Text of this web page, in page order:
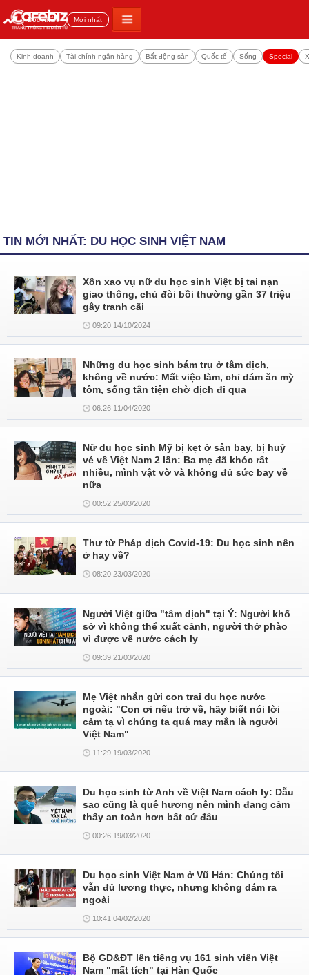
Đọc nhiều Mới nhất
Kinh doanh Tài chính ngân hàng Bất động sản Quốc tế Sống Special
TIN MỚI NHẤT: DU HỌC SINH VIỆT NAM
Xôn xao vụ nữ du học sinh Việt bị tai nạn
giao thông, chủ đòi bồi thường gần 37 triệu
gây tranh cãi
09:20 14/10/2024
Những du học sinh bám trụ ở tâm dịch,
không về nước: Mất việc làm, chỉ dám ăn mỳ
tôm, sống tằn tiện chờ dịch đi qua
06:26 11/04/2020
Nữ du học sinh Mỹ bị kẹt ở sân bay, bị huỷ
vé về Việt Nam 2 lần: Ba mẹ đã khóc rất
nhiều, mình vật vờ và không đủ sức bay về
nữa
00:52 25/03/2020
Thư từ Pháp dịch Covid-19: Du học sinh nên
ở hay về?
08:20 23/03/2020
Người Việt giữa "tâm dịch" tại Ý: Người khổ
sở vì không thể xuất cảnh, người thở phào
vì được về nước cách ly
09:39 21/03/2020
Mẹ Việt nhắn gửi con trai du học nước
ngoài: "Con ơi nếu trở về, hãy biết nói lời
cảm tạ vì chúng ta quá may mắn là người
Việt Nam"
11:29 19/03/2020
Du học sinh từ Anh về Việt Nam cách ly: Dẫu
sao cũng là quê hương nên mình đang cảm
thấy an toàn hơn bất cứ đâu
00:26 19/03/2020
Du học sinh Việt Nam ở Vũ Hán: Chúng tôi
vẫn đủ lương thực, nhưng không dám ra
ngoài
10:41 04/02/2020
Bộ GD&ĐT lên tiếng vụ 161 sinh viên Việt
Nam "mất tích" tại Hàn Quốc